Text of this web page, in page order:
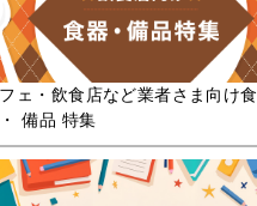
ェ・飲食店など業者さま向け食
備品 特集